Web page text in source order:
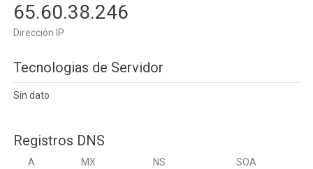
65.60.38.246
Dirección IP
Tecnologias de Servidor
Sin dato
Registros DNS
A MX NS SOA